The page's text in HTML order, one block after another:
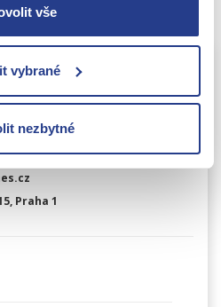
vše
vybrané
nezbytné
ozveme do 24 hodin.
Praha 1